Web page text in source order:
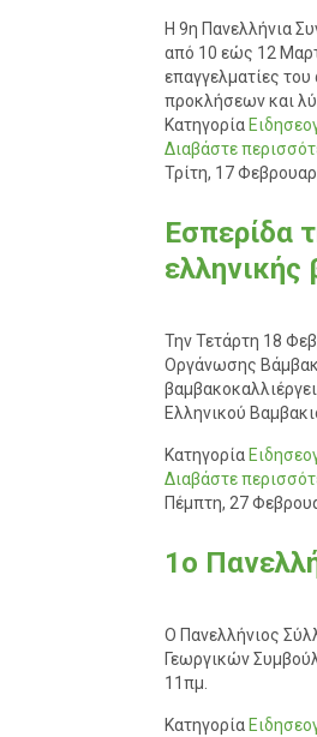
Η 9η Πανελλήνια
από 10 εώς 12
επαγγελματίες
προκλήσεων και
Κατηγορία
Διαβάστε
Τρίτη, 17
Εσπερίδα
ελληνικής
Την Τετάρτη 18
Οργάνωσης
Ελληνικού
Κατηγορία
Διαβάστε
Πέμπτη, 27
1ο
Ο Πανελλήνιος
Γεωργικών
11πμ.
Κατηγορία